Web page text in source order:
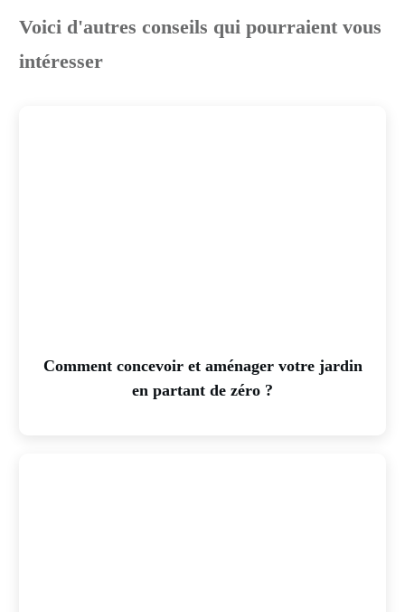
Voici d'autres conseils qui pourraient vous
intéresser
Comment concevoir et aménager votre jardin
en partant de zéro ?